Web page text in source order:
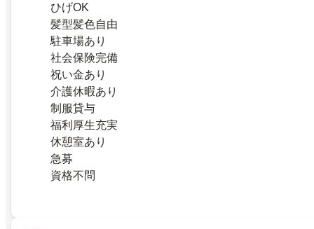
ひげOK
髪型髪色自由
駐車場あり
社会保険完備
祝い金あり
介護休暇あり
制服貸与
福利厚生充実
休憩室あり
急募
資格不問